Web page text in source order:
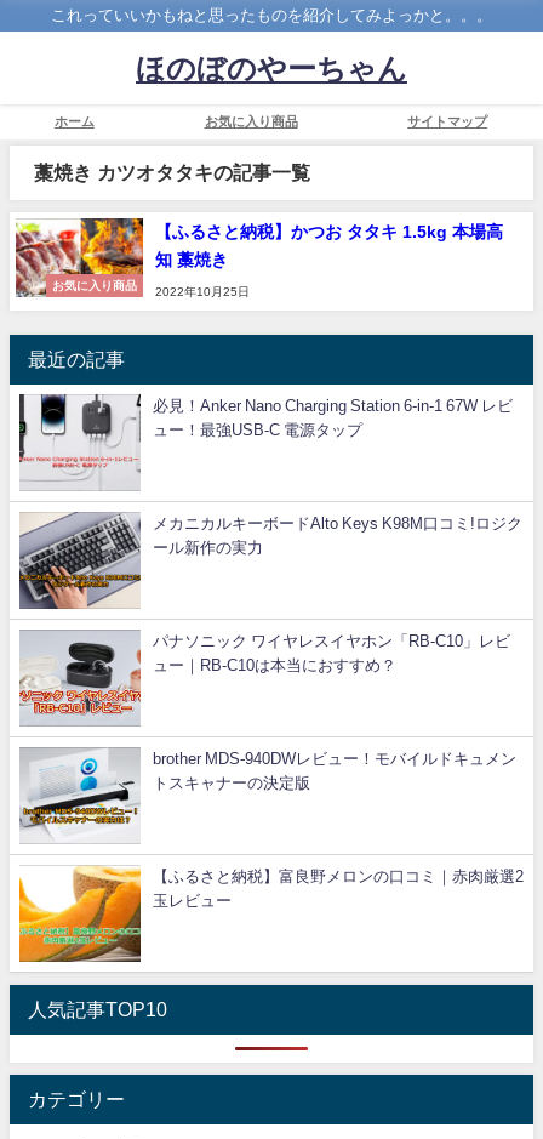
これっていいかもねと思ったものを紹介してみよっかと。。。
ほのぼのやーちゃん
ホーム お気に入り商品 サイトマップ
藁焼き カツオタタキの記事一覧
お気に入り商品
【ふるさと納税】かつお タタキ 1.5kg 本場高
知 藁焼き
2022年10月25日
最近の記事
必見！Anker Nano Charging Station 6-in-1 67W レビ
ュー！最強USB-C 電源タップ
メカニカルキーボードAlto Keys K98M口コミ!ロジク
ール新作の実力
パナソニック ワイヤレスイヤホン「RB-C10」レビ
ュー｜RB-C10は本当におすすめ？
brother MDS-940DWレビュー！モバイルドキュメン
トスキャナーの決定版
【ふるさと納税】富良野メロンの口コミ｜赤肉厳選2
玉レビュー
人気記事TOP10
カテゴリー